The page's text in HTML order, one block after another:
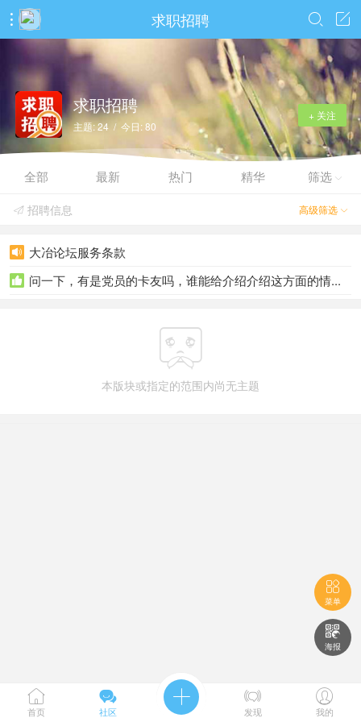
 求职招聘 

+ 关注
求职招聘
主题: 24 / 今日: 80
全部 最新 热门 精华 筛选 
高级筛选 
 招聘信息
 大冶论坛服务条款
 问一下，有是党员的卡友吗，谁能给介绍介绍这方面的情...

本版块或指定的范围内尚无主题

菜单

海报

首页

社区
 
发现

我的